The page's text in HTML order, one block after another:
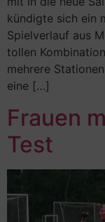
kündigte sich ein
Spielverlauf aus
tollen
mehrere
eine […]
Frauen
Test